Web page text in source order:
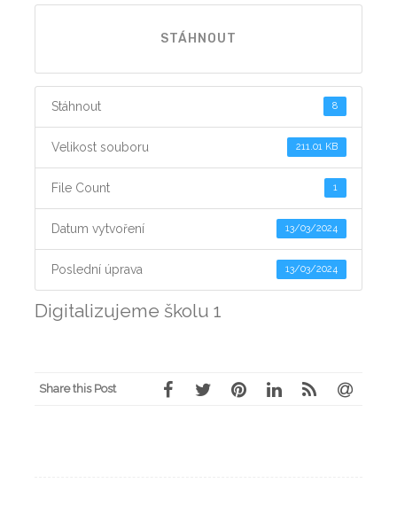
STÁHNOUT
Stáhnout 8
Velikost souboru 211.01 KB
File Count 1
Datum vytvoření 13/03/2024
Poslední úprava 13/03/2024
Digitalizujeme školu 1
Share this Post